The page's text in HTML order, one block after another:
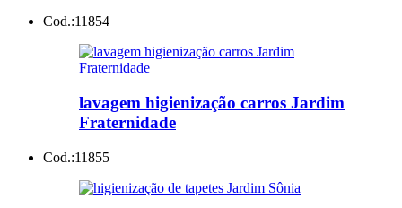
Cod.:11854
lavagem higienização carros Jardim
Fraternidade
Cod.:11855